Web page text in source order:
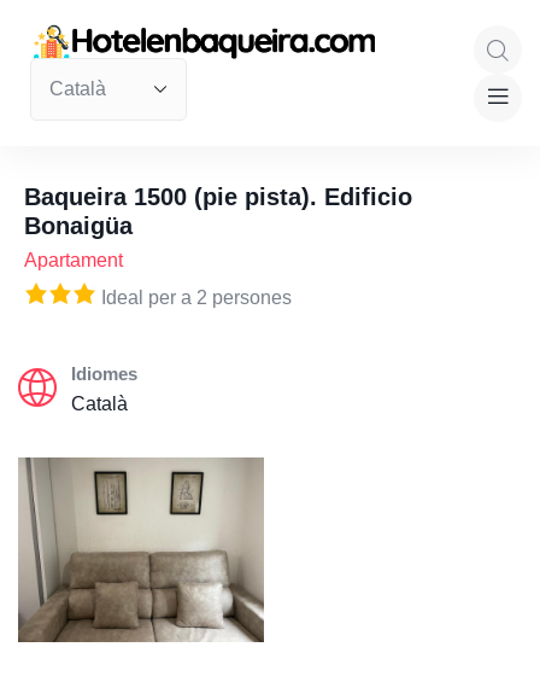
Baqueira 1500 (pie pista). Edificio
Bonaigüa
Apartament
Ideal per a 2 persones
Idiomes
Català